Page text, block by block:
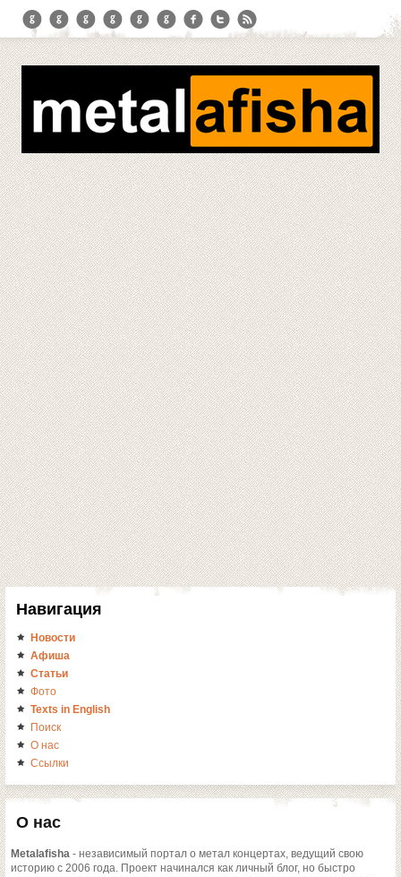
Навигация
Новости
Афиша
Статьи
Фото
Texts in English
Поиск
О нас
Ссылки
О нас
Metalafisha - независимый портал о метал концертах, ведущий свою
историю с 2006 года. Проект начинался как личный блог, но быстро